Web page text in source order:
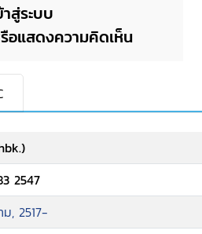
าสู่ระบบ
อแสดงความคิดเห็น
2547
, 2517-